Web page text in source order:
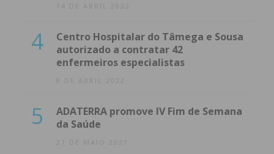
14 DE ABRIL 2022
4
Centro Hospitalar do Tâmega e Sousa
autorizado a contratar 42
enfermeiros especialistas
8 DE ABRIL 2022
5
ADATERRA promove IV Fim de Semana
da Saúde
21 DE MAIO 2021